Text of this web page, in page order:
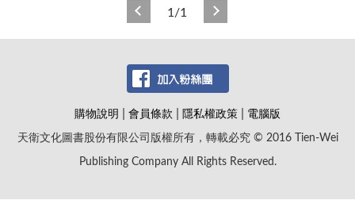
1/1
購物說明 會員條款 隱私權政策
電腦版
天衛文化圖書股份有限公司版權所有，轉載必究 © 2016 Tien-Wei
Publishing Company All Rights Reserved.